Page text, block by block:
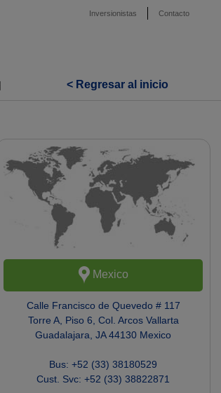
Inversionistas Contacto
< Regresar al inicio
Mexico
Calle Francisco de Quevedo # 117
Torre A, Piso 6, Col. Arcos Vallarta
Guadalajara, JA 44130 Mexico
Bus: +52 (33) 38180529